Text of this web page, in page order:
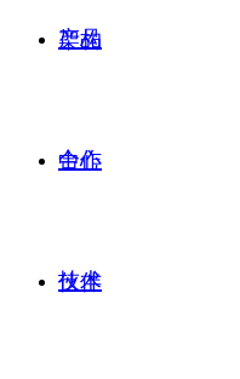
架构
产品
中心
合作
伙伴
技术